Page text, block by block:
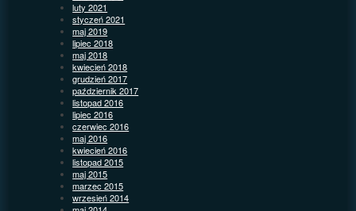
luty 2021
styczeń 2021
maj 2019
lipiec 2018
maj 2018
kwiecień 2018
grudzień 2017
październik 2017
listopad 2016
lipiec 2016
czerwiec 2016
maj 2016
kwiecień 2016
listopad 2015
maj 2015
marzec 2015
wrzesień 2014